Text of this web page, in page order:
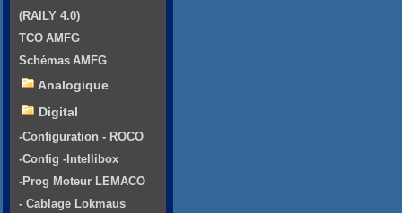
(RAILY 4.0)
TCO AMFG
Schémas AMFG
Analogique
Digital
-Configuration - ROCO
-Config -Intellibox
-Prog Moteur LEMACO
- Cablage Lokmaus